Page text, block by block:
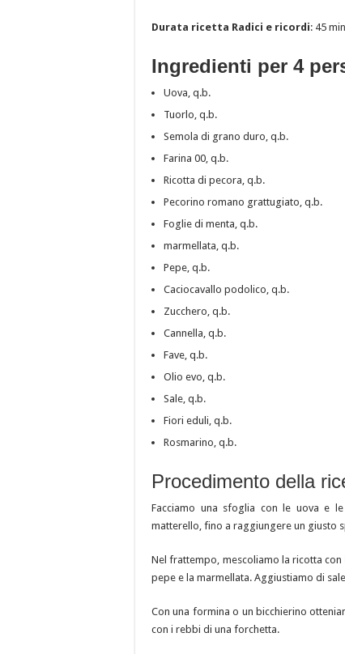
Durata ricetta Radici e ricordi: 45 min
Ingredienti per 4
Uova, q.b.
Tuorlo, q.b.
Semola di grano duro, q.b.
Farina 00, q.b.
Ricotta di pecora, q.b.
Pecorino romano grattugiato, q.b.
Foglie di menta, q.b.
marmellata, q.b.
Pepe, q.b.
Caciocavallo podolico, q.b.
Zucchero, q.b.
Cannella, q.b.
Fave, q.b.
Olio evo, q.b.
Sale, q.b.
Fiori eduli, q.b.
Rosmarino, q.b.
Procedimento della
Facciamo una sfoglia con le uova e
matterello, fino a raggiungere un giusto
Nel frattempo, mescoliamo la ricotta
pepe e la marmellata. Aggiustiamo di
Con una formina o un bicchierino
con i rebbi di una forchetta.